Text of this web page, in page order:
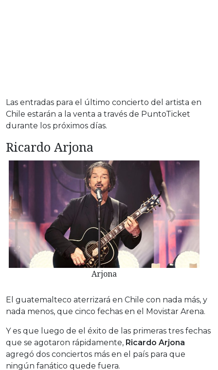
Las entradas para el último concierto del artista en
Chile estarán a la venta a través de PuntoTicket
durante los próximos días.
Ricardo Arjona
Arjona
El guatemalteco aterrizará en Chile con nada más, y
nada menos, que cinco fechas en el Movistar Arena.
Y es que luego de el éxito de las primeras tres fechas
que se agotaron rápidamente, Ricardo Arjona
agregó dos conciertos más en el país para que
ningún fanático quede fuera.